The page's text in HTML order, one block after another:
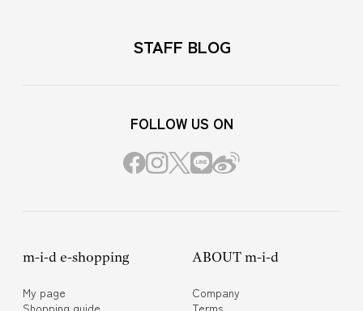
STAFF BLOG
FOLLOW US ON
m-i-d e-shopping
My page
Shopping guide
ABOUT m-i-d
Company
Terms